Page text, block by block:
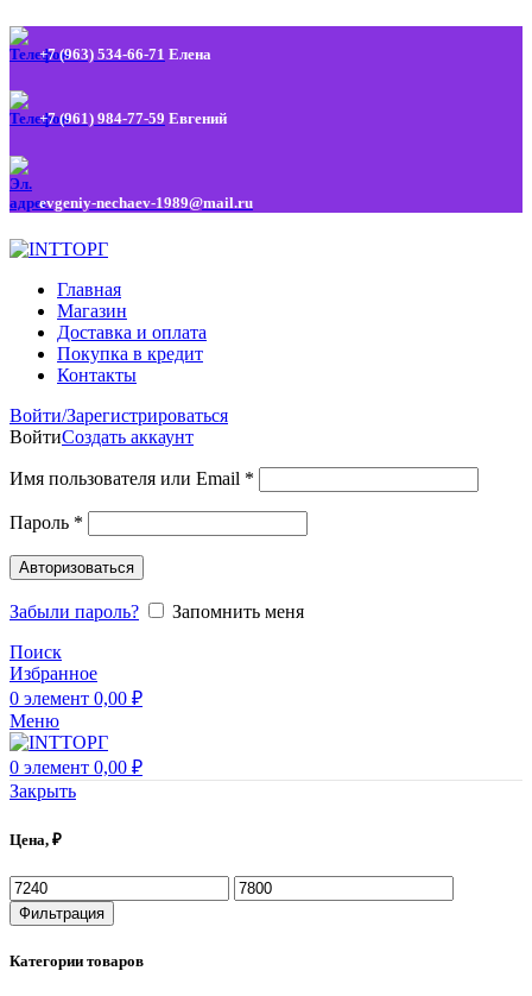
+7 (963) 534-66-71 Елена
+7 (961) 984-77-59 Евгений
evgeniy-nechaev-1989@mail.ru
Главная
Магазин
Доставка и оплата
Покупка в кредит
Контакты
Войти/Зарегистрироваться
ВойтиСоздать аккаунт
Имя пользователя или Email *
Пароль *
Авторизоваться
Забыли пароль?
Запомнить меня
Поиск
Избранное
0 элемент 0,00 ₽
Меню
0 элемент 0,00 ₽
Закрыть
Цена, ₽
Фильтрация
Категории товаров